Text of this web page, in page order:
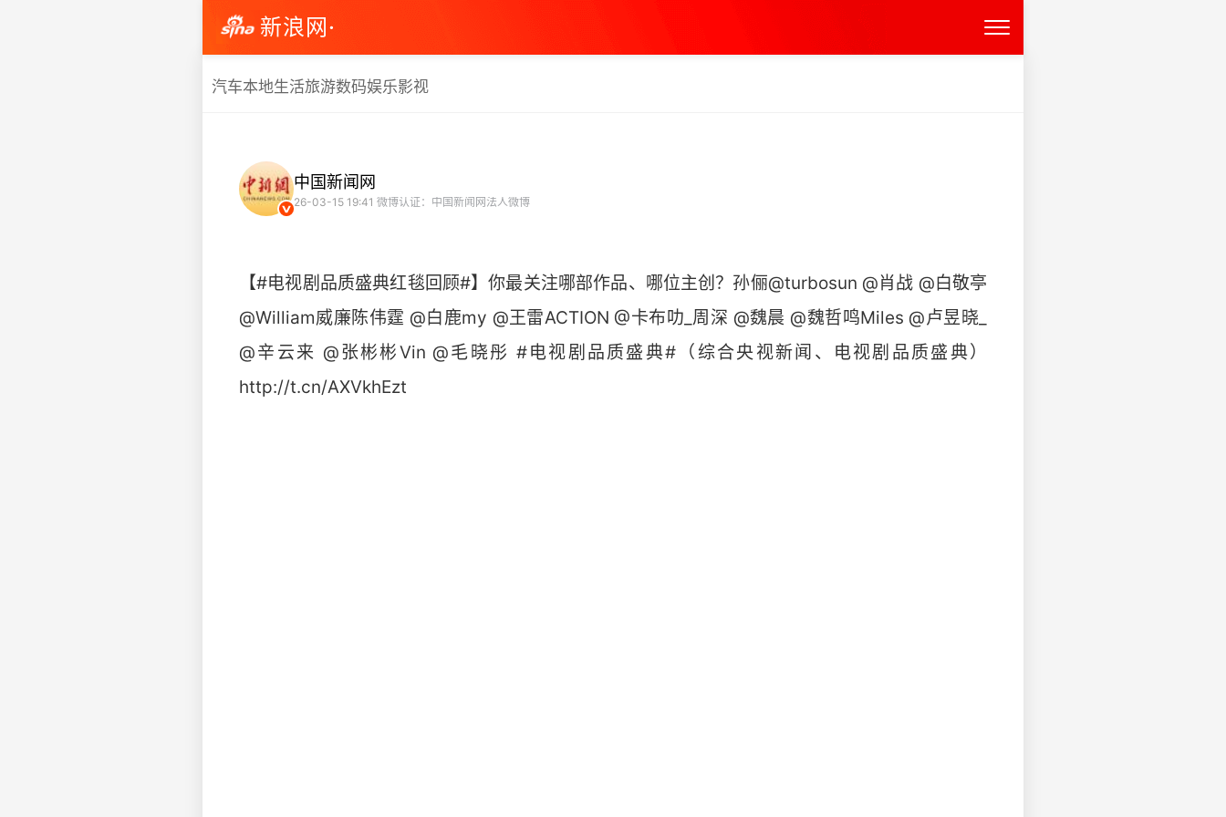
新浪网·
汽车本地生活旅游数码娱乐影视
中国新闻网
26-03-15 19:41 微博认证：中国新闻网法人微博
【#电视剧品质盛典红毯回顾#】你最关注哪部作品、哪位主创？孙俪@turbosun @肖战 @白敬亭
@William威廉陈伟霆 @白鹿my @王雷ACTION @卡布叻_周深 @魏晨 @魏哲鸣Miles @卢昱晓_
@辛云来 @张彬彬Vin @毛晓彤 #电视剧品质盛典#（综合央视新闻、电视剧品质盛典）
http://t.cn/AXVkhEzt ​